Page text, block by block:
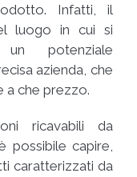
Infatti, il
luogo in cui si
potenziale
azienda, che
a che prezzo.
ricavabili da
possibile capire,
caratterizzati da